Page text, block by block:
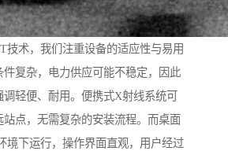
技术，我们注重设备的适应性与易用
件复杂，电力供应可能不稳定，因此
轻便、耐用。便携式X射线系统可
站点，无需复杂的安装流程。而桌面
境下运行，操作界面直观，用户经过